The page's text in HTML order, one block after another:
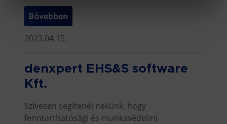
Bővebben
2023.04.15.
denxpert EHS&S software
Kft.
Szívesen segítenél nekünk, hogy
fenntarthatósági és munkavédelmi